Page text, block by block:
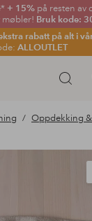
+ 15%på resten av
møbler! Bruk kode:
rabatt på alt i
ALLOUTLET
Søk
Oppdekking